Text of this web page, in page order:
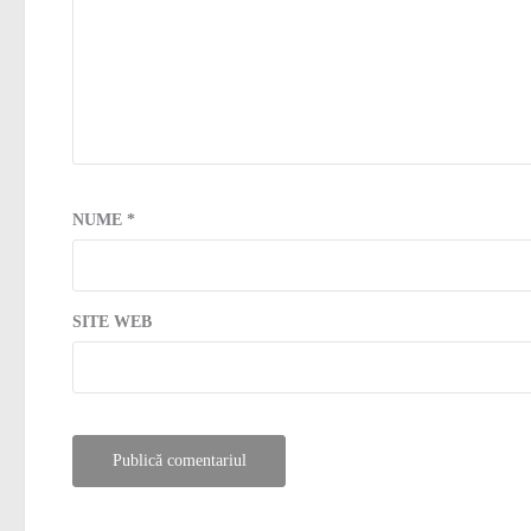
NUME *
SITE WEB